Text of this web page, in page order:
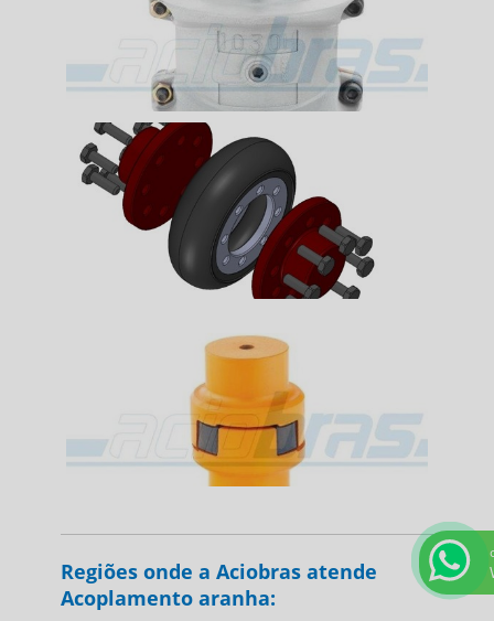
Regiões onde a Aciobras atende
Acoplamento aranha: